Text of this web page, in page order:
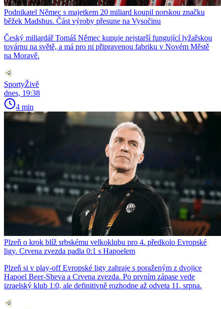
Podnikatel Němec s majetkem 20 miliard koupil norskou značku
běžek Madshus. Část výroby přesune na Vysočinu
Český miliardář Tomáš Němec kupuje nejstarší fungující lyžařskou
továrnu na světě, a má pro ni připravenou fabriku v Novém Městě
na Moravě.
SportyŽivě
dnes, 19:38
4 min
Plzeň o krok blíž srbskému velkoklubu pro 4. předkolo Evropské
ligy. Crvena zvezda padla 0:1 s Hapoelem
Plzeň si v play-off Evropské ligy zahraje s poraženým z dvojice
Hapoel Beer-Sheva a Crvena zvezda. Po prvním zápase vede
izraelský klub 1:0, ale definitivně rozhodne až odveta 11. srpna.